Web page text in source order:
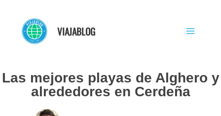
contenido
VIAJABLOG
Las mejores playas de Alghero y
alrededores en Cerdeña